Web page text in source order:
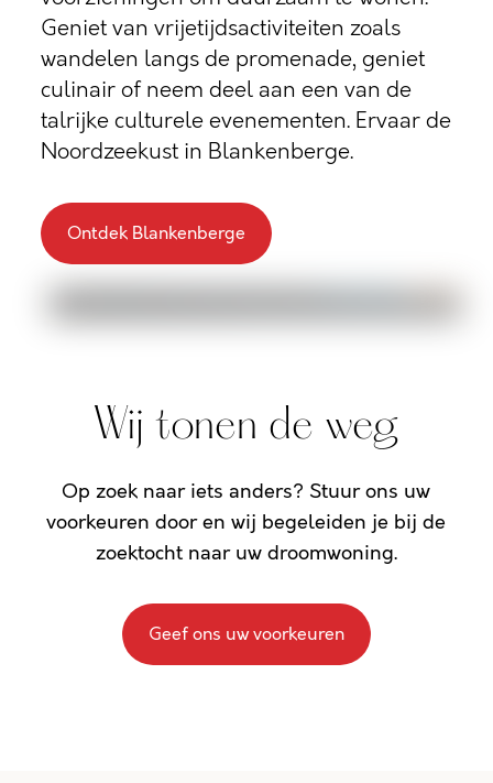
Geniet van vrijetijdsactiviteiten zoals
wandelen langs de promenade, geniet
culinair of neem deel aan een van de
talrijke culturele evenementen. Ervaar de
Noordzeekust in Blankenberge.
Ontdek Blankenberge
Wij tonen de weg
Op zoek naar iets anders? Stuur ons uw
voorkeuren door en wij begeleiden je bij de
zoektocht naar uw droomwoning.
Geef ons uw voorkeuren